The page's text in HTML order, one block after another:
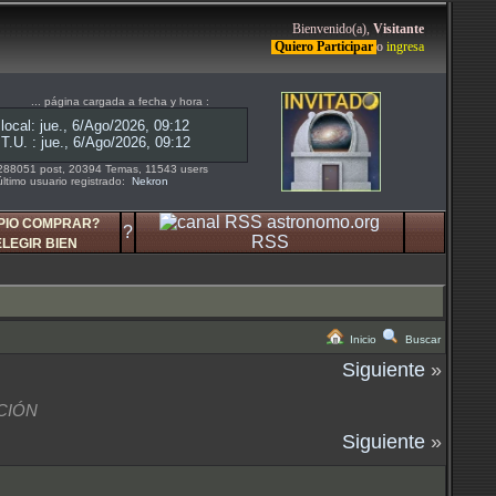
Bienvenido(a), Visitante
Quiero Participar o ingresa
... página cargada a fecha y hora :
post, 20394 Temas, 11543 users
usuario registrado: Nekron
COMPRAR?
BIEN
?
RSS
Inicio Buscar
Siguiente »
Siguiente »